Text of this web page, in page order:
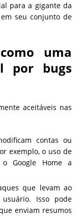
para a gigante da
seu conjunto de
uma
por bugs
aceitáveis nas
contas ou
exemplo, o uso de
Google Home a
que levam ao
Isso pode
enviam resumos